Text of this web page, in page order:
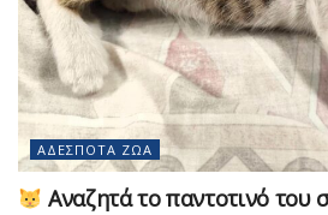
ΑΔΈΣΠΟΤΑ ΖΏΑ
Αναζητά το παντοτινό του